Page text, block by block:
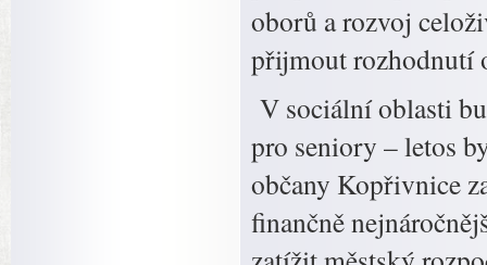
oborů a rozvoj
přijmout rozhodnutí
V sociální oblasti
pro seniory – letos
občany Kopřivnice
finančně